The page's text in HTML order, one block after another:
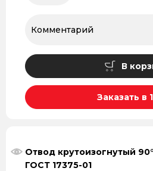
В
Заказать в
Отвод крутоизогнутый
ГОСТ 17375-01